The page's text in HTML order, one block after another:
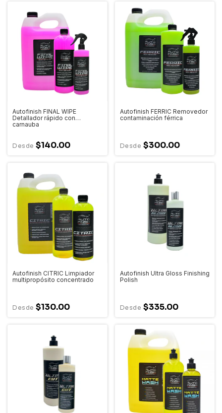
Autofinish FINAL WIPE
Detallador rápido con
carnauba
$140.00
Autofinish FERRIC Removedor
contaminación férrica
$300.00
Autofinish CITRIC Limpiador
multipropósito concentrado
$130.00
Autofinish Ultra Gloss Finishing
Polish
$335.00